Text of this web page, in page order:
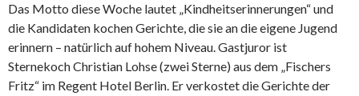
Das Motto diese Woche lautet „Kindheitserinnerungen“ und
die Kandidaten kochen Gerichte, die sie an die eigene Jugend
erinnern – natürlich auf hohem Niveau. Gastjuror ist
Sternekoch Christian Lohse (zwei Sterne) aus dem „Fischers
Fritz“ im Regent Hotel Berlin. Er verkostet die Gerichte der